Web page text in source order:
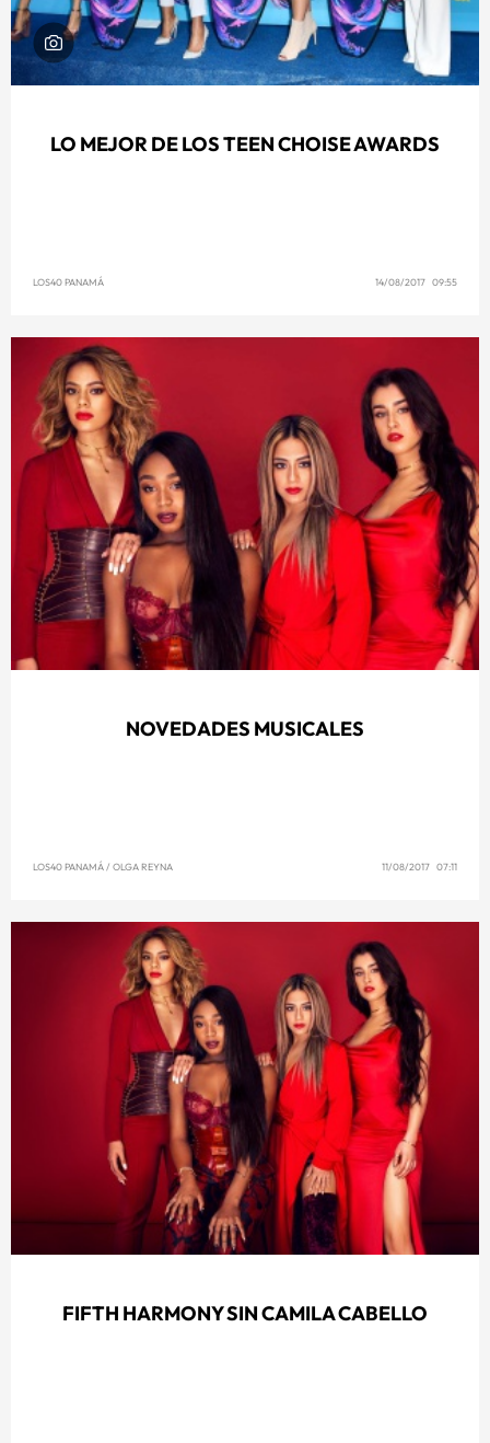
LO MEJOR DE LOS TEEN CHOISE AWARDS
LOS40 PANAMÁ 14/08/2017 09:55
NOVEDADES MUSICALES
LOS40 PANAMÁ/ OLGA REYNA 11/08/2017 07:11
FIFTH HARMONY SIN CAMILA CABELLO